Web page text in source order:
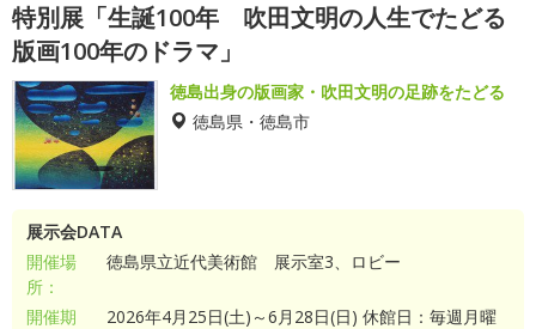
特別展「生誕100年 吹田文明の人生でたどる
版画100年のドラマ」
徳島出身の版画家・吹田文明の足跡をたどる
徳島県・徳島市
展示会DATA
開催場
所：
徳島県立近代美術館 展示室3、ロビー
開催期
2026年4月25日(土)～6月28日(日) 休館日：毎週月曜